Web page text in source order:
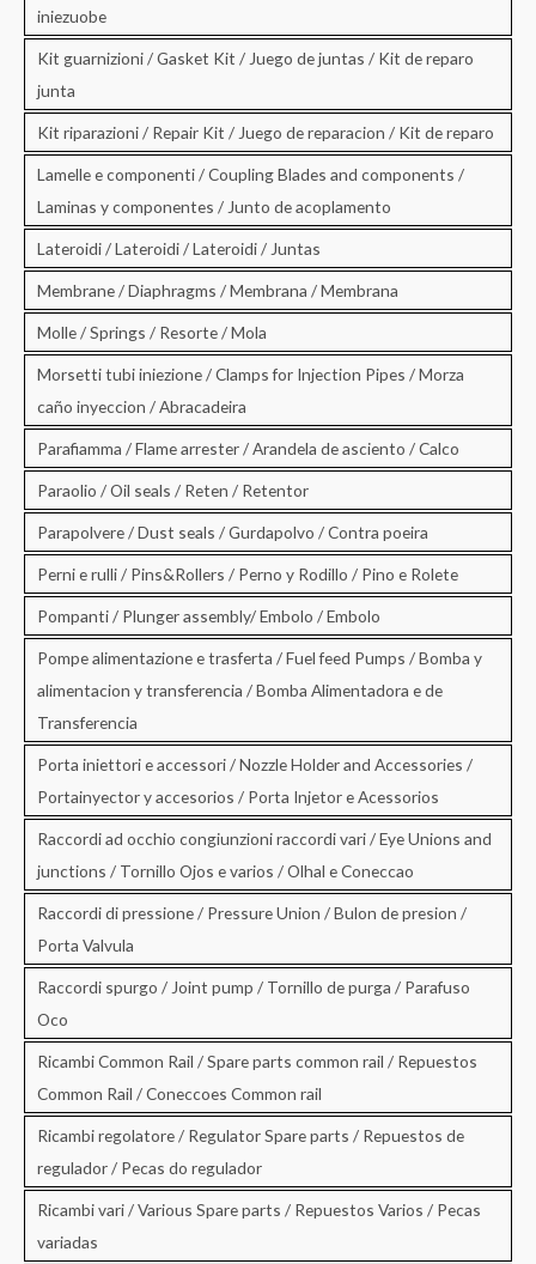
iniezuobe
Kit guarnizioni / Gasket Kit / Juego de juntas / Kit de reparo
junta
Kit riparazioni / Repair Kit / Juego de reparacion / Kit de reparo
Lamelle e componenti / Coupling Blades and components /
Laminas y componentes / Junto de acoplamento
Lateroidi / Lateroidi / Lateroidi / Juntas
Membrane / Diaphragms / Membrana / Membrana
Molle / Springs / Resorte / Mola
Morsetti tubi iniezione / Clamps for Injection Pipes / Morza
caño inyeccion / Abracadeira
Parafiamma / Flame arrester / Arandela de asciento / Calco
Paraolio / Oil seals / Reten / Retentor
Parapolvere / Dust seals / Gurdapolvo / Contra poeira
Perni e rulli / Pins&Rollers / Perno y Rodillo / Pino e Rolete
Pompanti / Plunger assembly/ Embolo / Embolo
Pompe alimentazione e trasferta / Fuel feed Pumps / Bomba y
alimentacion y transferencia / Bomba Alimentadora e de
Transferencia
Porta iniettori e accessori / Nozzle Holder and Accessories /
Portainyector y accesorios / Porta Injetor e Acessorios
Raccordi ad occhio congiunzioni raccordi vari / Eye Unions and
junctions / Tornillo Ojos e varios / Olhal e Coneccao
Raccordi di pressione / Pressure Union / Bulon de presion /
Porta Valvula
Raccordi spurgo / Joint pump / Tornillo de purga / Parafuso
Oco
Ricambi Common Rail / Spare parts common rail / Repuestos
Common Rail / Coneccoes Common rail
Ricambi regolatore / Regulator Spare parts / Repuestos de
regulador / Pecas do regulador
Ricambi vari / Various Spare parts / Repuestos Varios / Pecas
variadas